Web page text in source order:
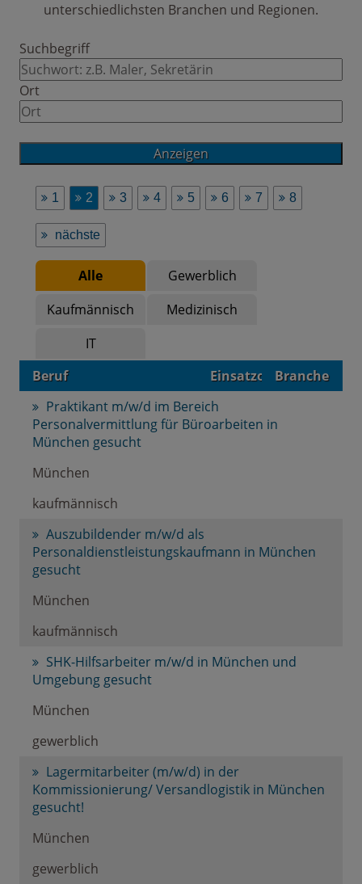
unterschiedlichsten Branchen und Regionen.
Suchbegriff
Ort
1 2 3 4 5 6 7 8
nächste
Alle
Gewerblich
Kaufmännisch
Medizinisch
IT
Beruf
EinsatzortBranche
Praktikant m/w/d im Bereich
Personalvermittlung für Büroarbeiten in
München gesucht
München
kaufmännisch
Auszubildender m/w/d als
Personaldienstleistungskaufmann in München
gesucht
München
kaufmännisch
SHK-Hilfsarbeiter m/w/d in München und
Umgebung gesucht
München
gewerblich
Lagermitarbeiter (m/w/d) in der
Kommissionierung/ Versandlogistik in München
gesucht!
München
gewerblich